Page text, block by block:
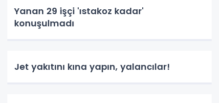
Yanan 29 işçi 'ıstakoz kadar'
konuşulmadı
Jet yakıtını kına yapın, yalancılar!